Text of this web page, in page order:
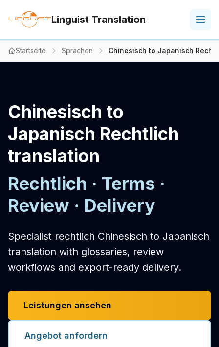
Linguist Translation
Startseite Sprachen Chinesisch to Japanisch
Chinesisch to
Japanisch Rechtlich
translation
Rechtlich · Terms ·
Review · Delivery
Specialist rechtlich Chinesisch to Japanisch
translation with glossaries, review
workflows and export-ready delivery.
Leistungen ansehen
Angebot anfordern